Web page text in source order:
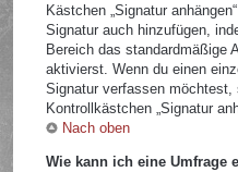
Kästchen „Signatur
Signatur auch hinzufügen,
Bereich das standardmäßige
aktivierst. Wenn du einen
Signatur verfassen
Kontrollkästchen „Signatur
Nach oben
Wie kann ich eine Umfrage